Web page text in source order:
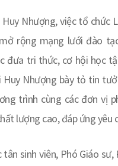
Huy Nhượng, việc tổ
rộng mạng lưới đào
đưa tri thức, cơ hội học
Huy Nhượng bày tỏ tin
trình cùng các đơn vị
lượng cao, đáp ứng yêu
tân sinh viên, Phó Giáo